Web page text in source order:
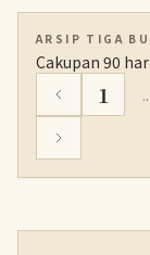
memperkuat
memicu
pelanggaran
ARSIP TIGA
Cakupan 90
1 ...